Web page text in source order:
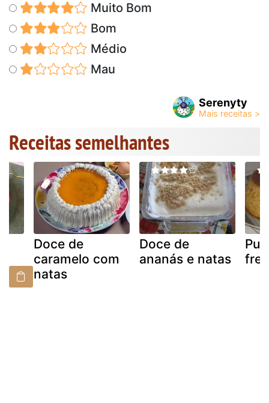
Muito Bom
Bom
Médio
Mau
Serenyty
Receitas semelhantes
Doce de
caramelo com
natas
Doce de
ananás e natas